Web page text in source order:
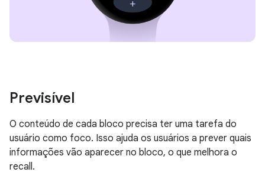
Previsível
O conteúdo de cada bloco precisa ter uma tarefa do
usuário como foco. Isso ajuda os usuários a prever quais
informações vão aparecer no bloco, o que melhora o
recall.